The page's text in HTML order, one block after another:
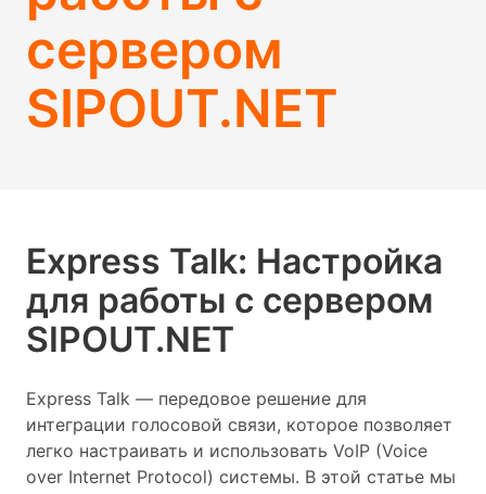
сервером
SIPOUT.NET
Express Talk: Настройка
для работы с сервером
SIPOUT.NET
Express Talk — передовое решение для
интеграции голосовой связи, которое позволяет
легко настраивать и использовать VoIP (Voice
over Internet Protocol) системы. В этой статье мы